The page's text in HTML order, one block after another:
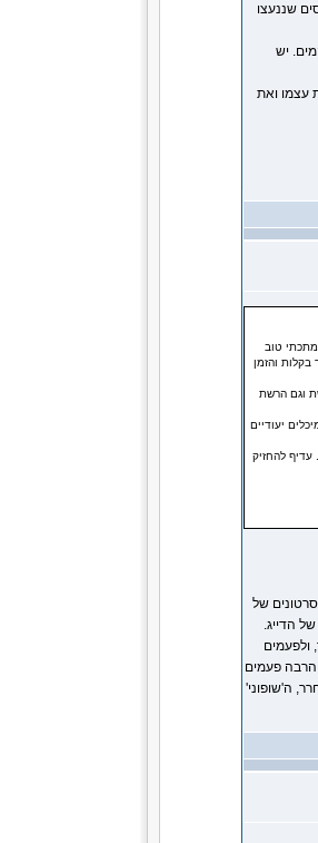
שננעצו
יש
עצמו ואת
טוב
בקלות והזמן
וגם הרשת
יעודיים
עדיף להחזיק
סוגי גריפרים ורשתות הם רזולוציות שבחרנו לא לגעת בהן, אם נרצה להעלות את הרזולוציה והפירוט נצטרך 3 סרטונים של
הדייג.
ולפעמים
הרבה פעמים
ה'שופוני'